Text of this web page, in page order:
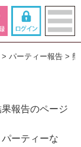
パーティー報告
報告のページ
ーティーな